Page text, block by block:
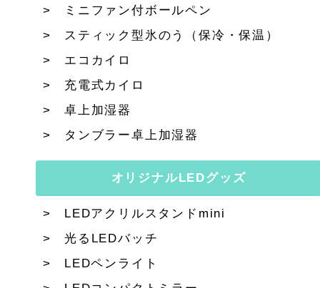
ミニファン付ボールペン
スティック型氷のう（保冷・保温）
エコカイロ
充電式カイロ
卓上加湿器
タンブラー卓上加湿器
オリジナルLEDグッズ
LEDアクリルスタンドmini
光るLEDバッチ
LEDペンライト